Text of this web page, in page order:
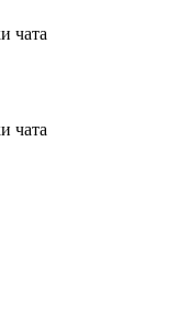
чата
чата